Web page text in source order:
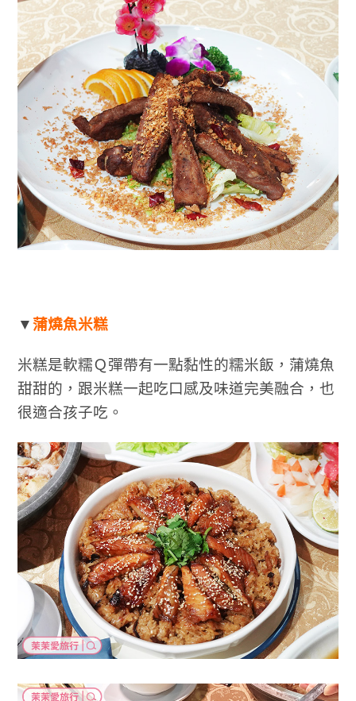
▼蒲燒魚米糕
米糕是軟糯Ｑ彈帶有一點黏性的糯米飯，蒲燒魚
甜甜的，跟米糕一起吃口感及味道完美融合，也
很適合孩子吃。